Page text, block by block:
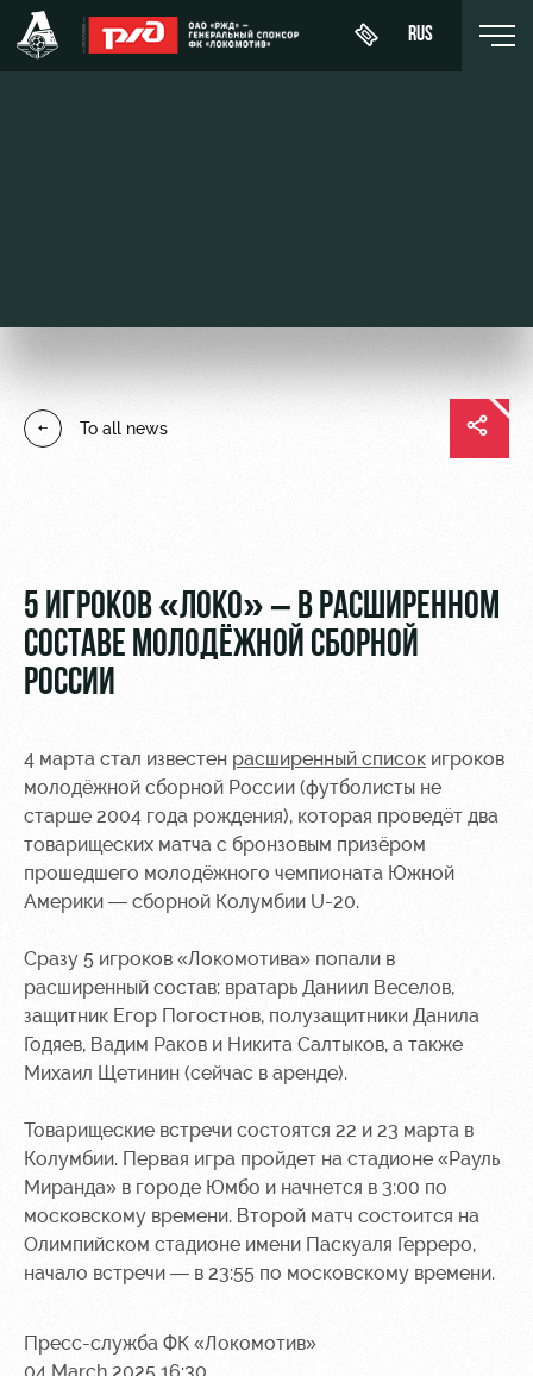
RUS
Players
Photo
ticket
VIP Boxes
ВИП-ЗОНЫ
Disabled
supporters
Sponsors
RZD Arena
Events
Hosting
rent
Space
rentals
Ice palace
Sport
activities
Локо
Старт
Локо-Лето
Our fans
Банковская
карта
«Локомотив»
Wallpapers
A fan card
Loyalty
program
Parking
Информация
для
болельщиков
МГН
To all news
5 ИГРОКОВ «ЛОКО» – В РАСШИРЕННОМ
СОСТАВЕ МОЛОДЁЖНОЙ СБОРНОЙ
РОССИИ
4 марта стал известен расширенный список игроков
молодёжной сборной России (футболисты не
старше 2004 года рождения), которая проведёт два
товарищеских матча с бронзовым призёром
прошедшего молодёжного чемпионата Южной
Америки — сборной Колумбии U-20.
Сразу 5 игроков «Локомотива» попали в
расширенный состав: вратарь Даниил Веселов,
защитник Егор Погостнов, полузащитники Данила
Годяев, Вадим Раков и Никита Салтыков, а также
Михаил Щетинин (сейчас в аренде).
Товарищеские встречи состоятся 22 и 23 марта в
Колумбии. Первая игра пройдет на стадионе «Рауль
Миранда» в городе Юмбо и начнется в 3:00 по
московскому времени. Второй матч состоится на
Олимпийском стадионе имени Паскуаля Герреро,
начало встречи — в 23:55 по московскому времени.
Пресс-служба ФК «Локомотив»